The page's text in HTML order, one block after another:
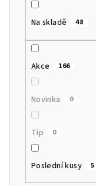
Na skladě 48
Akce 166
Novinka 0
Tip 0
Poslední kusy 5